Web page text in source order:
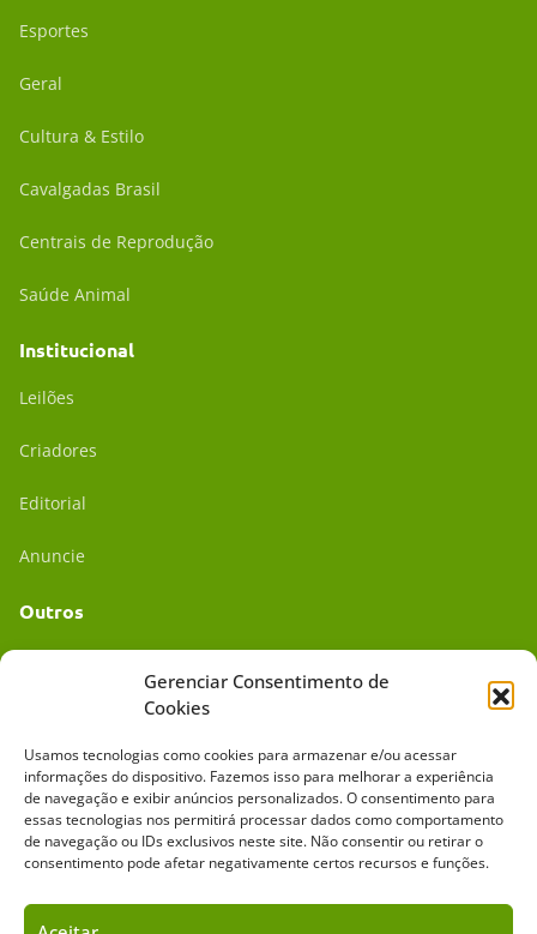
Gerenciar Consentimento de
Cookies
Usamos tecnologias como cookies para armazenar e/ou acessar
informações do dispositivo. Fazemos isso para melhorar a experiência
de navegação e exibir anúncios personalizados. O consentimento para
essas tecnologias nos permitirá processar dados como comportamento
de navegação ou IDs exclusivos neste site. Não consentir ou retirar o
consentimento pode afetar negativamente certos recursos e funções.
Esportes
Geral
Cultura & Estilo
Cavalgadas Brasil
Centrais de Reprodução
Saúde Animal
Institucional
Leilões
Criadores
Editorial
Anuncie
Outros
Mídia Kit